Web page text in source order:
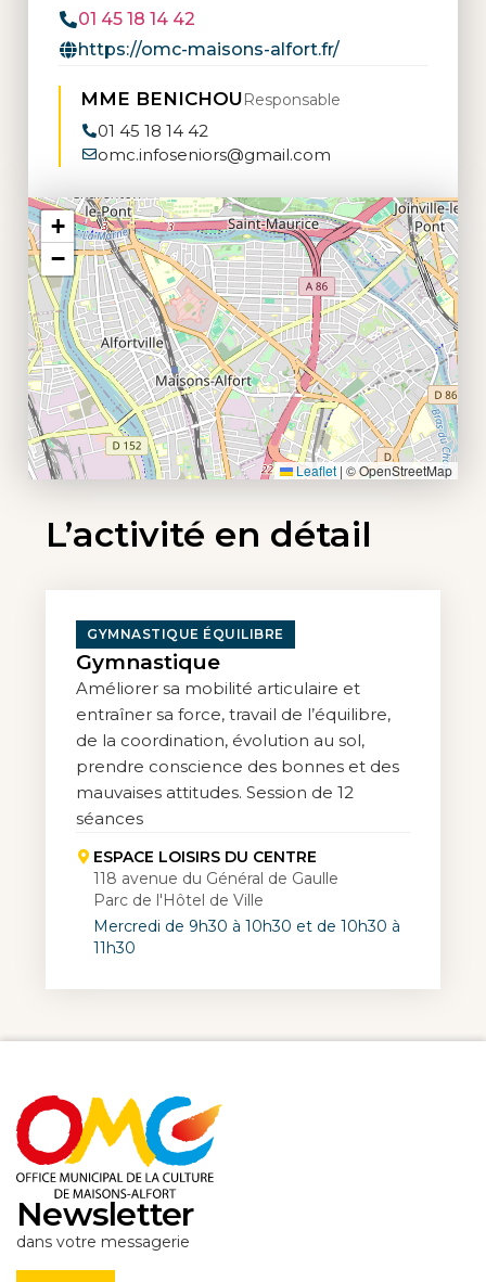
01 45 18 14 42
https://omc-maisons-alfort.fr/
MME BENICHOUResponsable
01 45 18 14 42
omc.infoseniors@gmail.com
+
−
Leaflet | © OpenStreetMap
L’activité en détail
GYMNASTIQUE ÉQUILIBRE
Gymnastique
Améliorer sa mobilité articulaire et
entraîner sa force, travail de l’équilibre,
de la coordination, évolution au sol,
prendre conscience des bonnes et des
mauvaises attitudes. Session de 12
séances
ESPACE LOISIRS DU CENTRE
118 avenue du Général de Gaulle
Parc de l'Hôtel de Ville
Mercredi de 9h30 à 10h30 et de 10h30 à
11h30
Newsletter
dans votre messagerie